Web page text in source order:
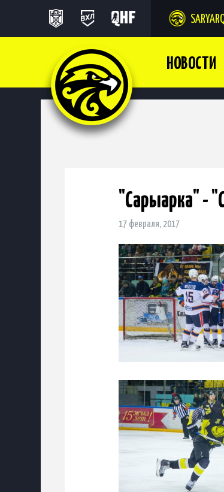
НОВОСТИ
"Сарыарка" -
17 февраля, 2017